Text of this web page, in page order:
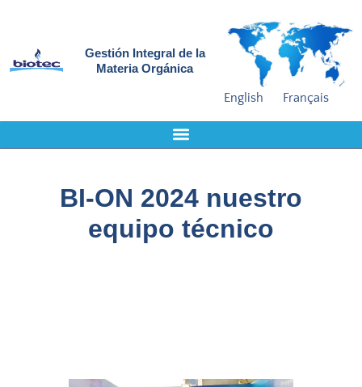
Gestión Integral de la
Materia Orgánica
English Français
BI-ON 2024 nuestro
equipo técnico